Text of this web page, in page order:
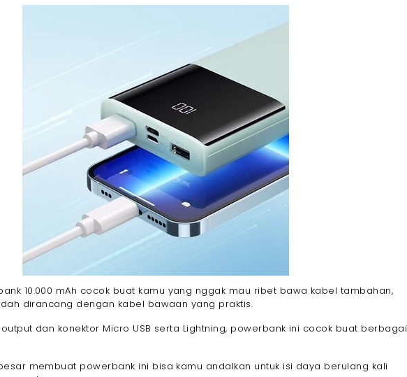
10.000 mAh cocok buat kamu yang nggak mau ribet bawa kabel tambahan,
dirancang dengan kabel bawaan yang praktis.
dan konektor Micro USB serta Lightning, powerbank ini cocok buat berbagai
membuat powerbank ini bisa kamu andalkan untuk isi daya berulang kali